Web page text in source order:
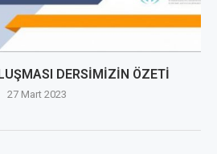
DERSİMİZİN ÖZETİ
27 Mart 2023